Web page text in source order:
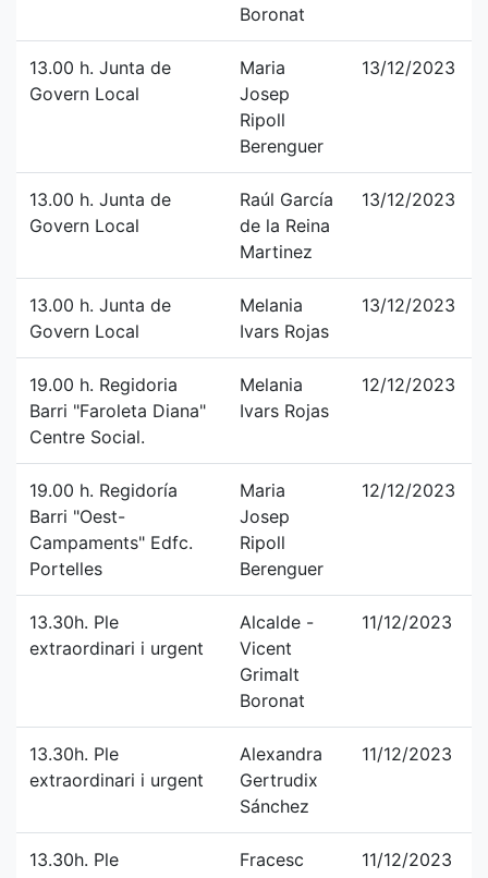
Boronat
13.00 h. Junta de
Govern Local
Maria
Josep
Ripoll
Berenguer
13/12/2023
13.00 h. Junta de
Govern Local
Raúl García
de la Reina
Martinez
13/12/2023
13.00 h. Junta de
Govern Local
Melania
Ivars Rojas
13/12/2023
19.00 h. Regidoria
Barri "Faroleta Diana"
Centre Social.
Melania
Ivars Rojas
12/12/2023
19.00 h. Regidoría
Barri "Oest-
Campaments" Edfc.
Portelles
Maria
Josep
Ripoll
Berenguer
12/12/2023
13.30h. Ple
extraordinari i urgent
Alcalde -
Vicent
Grimalt
Boronat
11/12/2023
13.30h. Ple
extraordinari i urgent
Alexandra
Gertrudix
Sánchez
11/12/2023
13.30h. Ple
Fracesc
11/12/2023